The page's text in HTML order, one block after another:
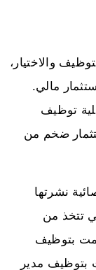
والاختيار،
مالي.
توظيف
ضخم من
نشرتها
تتخذ من
بتوظيف
بتوظيف مدير